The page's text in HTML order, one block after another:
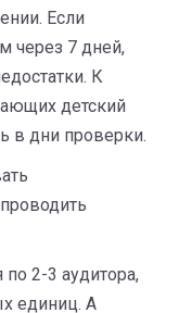
Если
через 7 дней,
К
детский
в дни проверки.
2-3 аудитора,
единиц. А